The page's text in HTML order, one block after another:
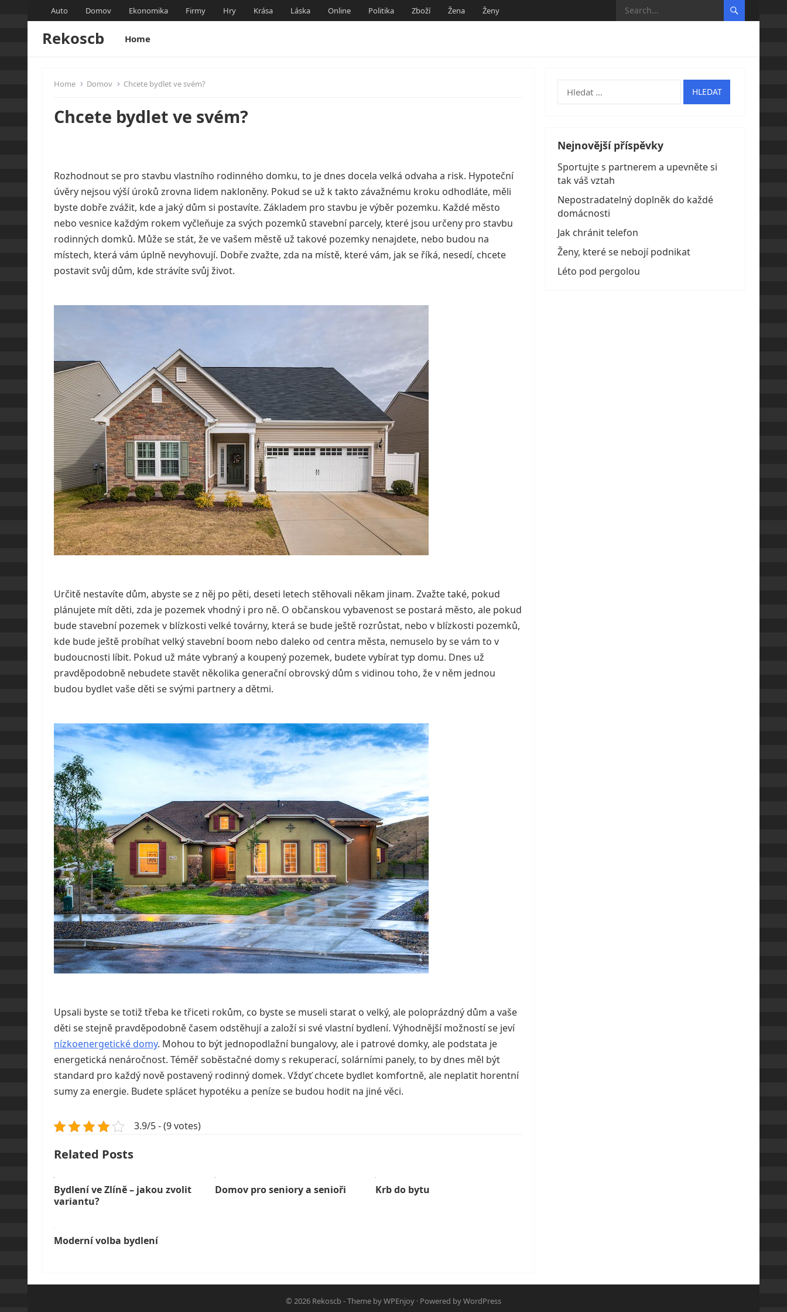
Auto Domov Ekonomika Firmy Hry Krása Láska Online Politika Zboží Žena Ženy
Rekoscb Home
Home Domov Chcete bydlet ve svém?
Chcete bydlet ve svém?
Rozhodnout se pro stavbu vlastního rodinného domku, to je dnes docela velká odvaha a risk. Hypoteční
úvěry nejsou výší úroků zrovna lidem nakloněny. Pokud se už k takto závažnému kroku odhodláte, měli
byste dobře zvážit, kde a jaký dům si postavíte. Základem pro stavbu je výběr pozemku. Každé město
nebo vesnice každým rokem vyčleňuje za svých pozemků stavební parcely, které jsou určeny pro stavbu
rodinných domků. Může se stát, že ve vašem městě už takové pozemky nenajdete, nebo budou na
místech, která vám úplně nevyhovují. Dobře zvažte, zda na místě, které vám, jak se říká, nesedí, chcete
postavit svůj dům, kde strávíte svůj život.
Určitě nestavíte dům, abyste se z něj po pěti, deseti letech stěhovali někam jinam. Zvažte také, pokud
plánujete mít děti, zda je pozemek vhodný i pro ně. O občanskou vybavenost se postará město, ale pokud
bude stavební pozemek v blízkosti velké továrny, která se bude ještě rozrůstat, nebo v blízkosti pozemků,
kde bude ještě probíhat velký stavební boom nebo daleko od centra města, nemuselo by se vám to v
budoucnosti líbit. Pokud už máte vybraný a koupený pozemek, budete vybírat typ domu. Dnes už
pravděpodobně nebudete stavět několika generační obrovský dům s vidinou toho, že v něm jednou
budou bydlet vaše děti se svými partnery a dětmi.
Upsali byste se totiž třeba ke třiceti rokům, co byste se museli starat o velký, ale poloprázdný dům a vaše
děti se stejně pravděpodobně časem odstěhují a založí si své vlastní bydlení. Výhodnější možností se jeví
nízkoenergetické domy. Mohou to být jednopodlažní bungalovy, ale i patrové domky, ale podstata je
energetická nenáročnost. Téměř soběstačné domy s rekuperací, solárními panely, to by dnes měl být
standard pro každý nově postavený rodinný domek. Vždyť chcete bydlet komfortně, ale neplatit horentní
sumy za energie. Budete splácet hypotéku a peníze se budou hodit na jiné věci.
3.9/5 - (9 votes)
Related Posts
Bydlení ve Zlíně – jakou zvolit
variantu?
Domov pro seniory a senioři Krb do bytu
Moderní volba bydlení
Vyhledávání
Nejnovější příspěvky
Sportujte s partnerem a upevněte si
tak váš vztah
Nepostradatelný doplněk do každé
domácnosti
Jak chránit telefon
Ženy, které se nebojí podnikat
Léto pod pergolou
© 2026 Rekoscb- Theme byWPEnjoy · Powered byWordPress